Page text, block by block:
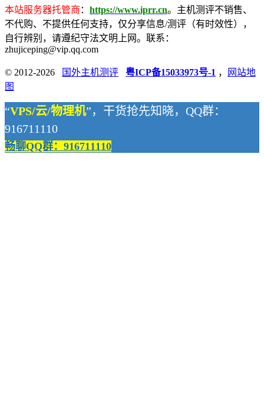
本站服务器托管商 ： https://www.iprr.cn。主机测评不销售、
不代购、不提供任何支持，仅分享信息/测评（有时效性），
自行辨别，请遵纪守法文明上网。联系：
zhujiceping@vip.qq.com
© 2012-2026 国外主机测评 粤ICP备15033973号-1 ，
网站地
图
“VPS/云/物理机”，干货抢先知晓，QQ群：
916711110
畅聊QQ群：916711110